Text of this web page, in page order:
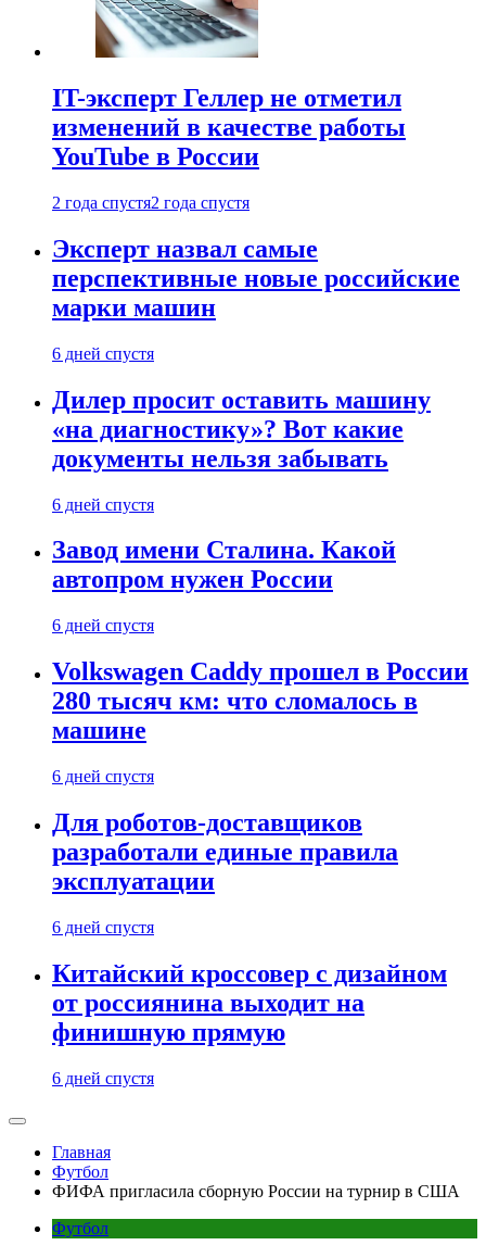
IT-эксперт Геллер не отметил
изменений в качестве работы
YouTube в России
2 года спустя2 года спустя
Эксперт назвал самые
перспективные новые российские
марки машин
6 дней спустя
Дилер просит оставить машину
«на диагностику»? Вот какие
документы нельзя забывать
6 дней спустя
Завод имени Сталина. Какой
автопром нужен России
6 дней спустя
Volkswagen Caddy прошел в России
280 тысяч км: что сломалось в
машине
6 дней спустя
Для роботов-доставщиков
разработали единые правила
эксплуатации
6 дней спустя
Китайский кроссовер с дизайном
от россиянина выходит на
финишную прямую
6 дней спустя
Главная
Футбол
ФИФА пригласила сборную России на турнир в США
Футбол